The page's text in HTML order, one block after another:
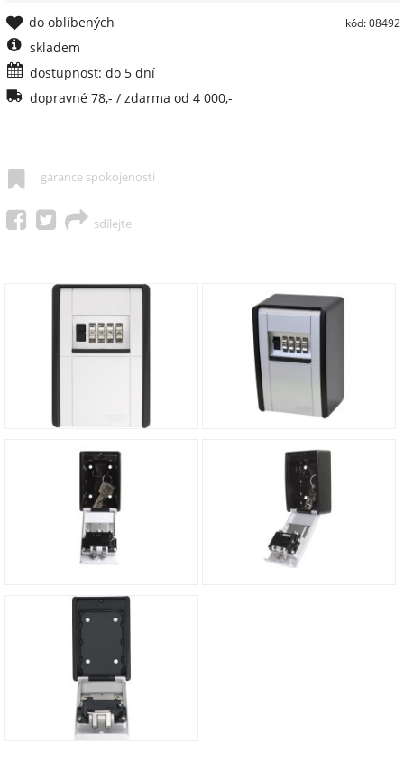
kód: 08492
do oblíbených
skladem
dostupnost: do 5 dní
dopravné 78,- / zdarma od 4 000,-
garance spokojenosti
sdílejte